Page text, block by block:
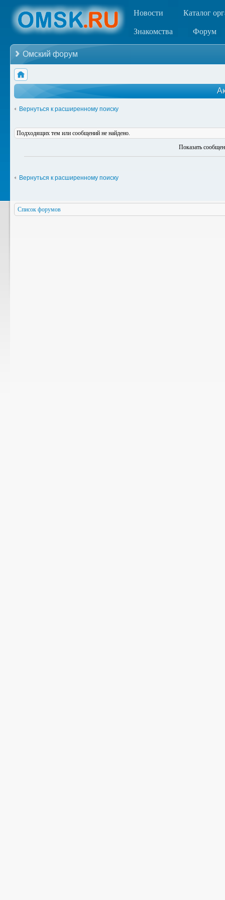
Новости Каталог
Знакомства Форум
Омский форум
Вернуться к расширенному поиску
Подходящих тем или сообщений не найдено.
Показать
Вернуться к расширенному поиску
Список форумов